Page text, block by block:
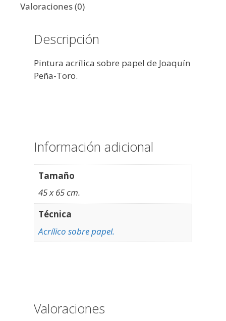
Valoraciones (0)
Descripción
Pintura acrílica sobre papel de Joaquín
Peña-Toro.
Información adicional
Tamaño
45 x 65 cm.
Técnica
Acrílico sobre papel.
Valoraciones